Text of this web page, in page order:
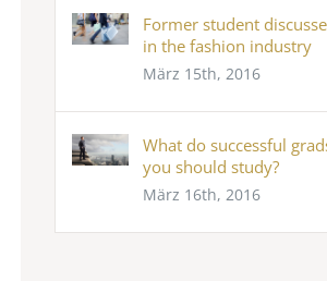
Former student
in the fashion industry
März 15th, 2016
What do successful
you should study?
März 16th, 2016